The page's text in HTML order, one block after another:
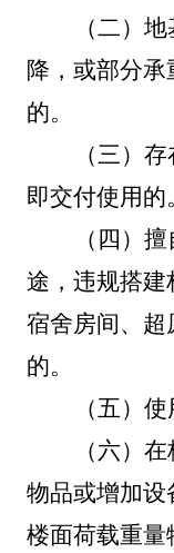
（二） 地
降，或部分
的。
（三） 存
即交付使用的
（四） 擅
途，违规搭建
宿舍房间、超
的。
（五） 使
（六） 在
物品或增加设
楼面荷载重量